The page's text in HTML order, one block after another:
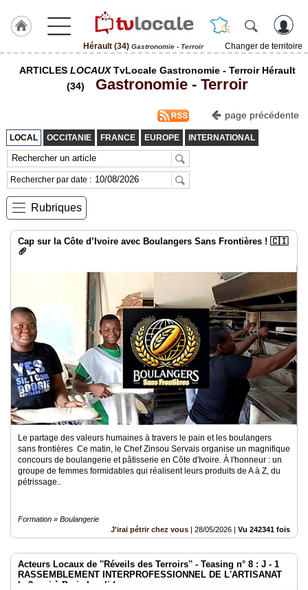
Hérault (34) Gastronomie - Terroir
Changer de territoire
J'adhère
(34)
TvLocale
France
Accueil
RUBRIQUES
Vidéos
Médias
du
groupe
Blogs
Prémium
Inscription
annuaire
Accès
éditeur
ARTICLES LOCAUXTvLocale Gastronomie - Terroir Hérault
(34)
Gastronomie - Terroir
page précédente
LOCAL OCCITANIE FRANCE EUROPE INTERNATIONAL
Rechercher par date :
Rubriques
Cap sur la Côte d’Ivoire avec Boulangers Sans Frontières ! 🇨🇮
🥖
Le partage des valeurs humaines à travers le pain et les boulangers
sans frontières Ce matin, le Chef Zinsou Servais organise un magnifique
concours de boulangerie et pâtisserie en Côte d'Ivoire. À l'honneur : un
groupe de femmes formidables qui réalisent leurs produits de A à Z, du
pétrissage..
Formation » Boulangerie
J'irai pétrir chez vous | 28/05/2026 | Vu 242341 fois
Acteurs Locaux de ''Réveils des Terroirs'' - Teasing n° 8 : J - 1
RASSEMBLEMENT INTERPROFESSIONNEL DE L'ARTISANAT
le 2 mai à Paris Invalides